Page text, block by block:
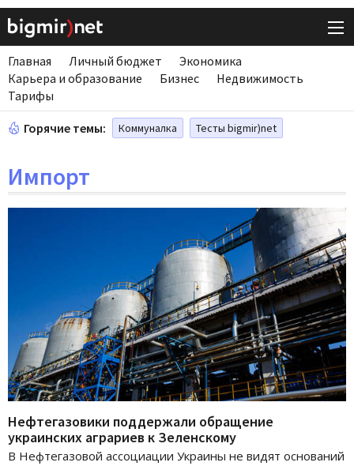
Главная Личный бюджет
Экономика
Карьера и образование
Бизнес
Недвижимость
Тарифы
Горячие темы: Коммуналка Тесты bigmir)net
Импорт
Нефтегазовики поддержали обращение
украинских аграриев к Зеленскому
В Нефтегазовой ассоциации Украины не видят оснований